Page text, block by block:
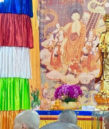
观
音
菩
萨：
永
劫
无
间
的